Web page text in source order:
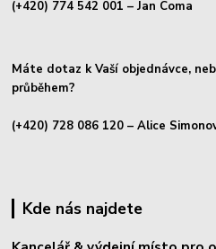
(+420) 774 542 001 – Jan Coma
Máte dotaz k Vaší objednávce,
průběhem?
(+420) 728 086 120 – Alice
Kde nás najdete